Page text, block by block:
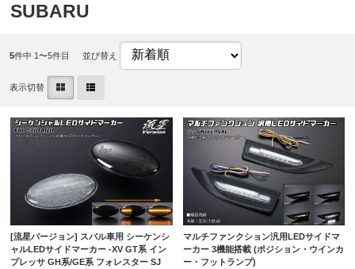
SUBARU
5件中 1〜5件目 並び替え
表示切替
[流星バージョン] スバル車用 シーケンシ
ャルLEDサイドマーカー -XV GT系 イン
プレッサ GH系/GE系 フォレスター SJ
マルチファンクション汎用LEDサイドマ
ーカー 3機能搭載 (ポジション・ウインカ
ー・フットランプ)